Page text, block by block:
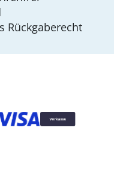
Rückgaberecht